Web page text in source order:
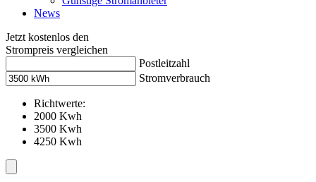
News
Jetzt kostenlos den
Strompreis vergleichen
Postleitzahl
Stromverbrauch
Richtwerte:
2000 Kwh
3500 Kwh
4250 Kwh